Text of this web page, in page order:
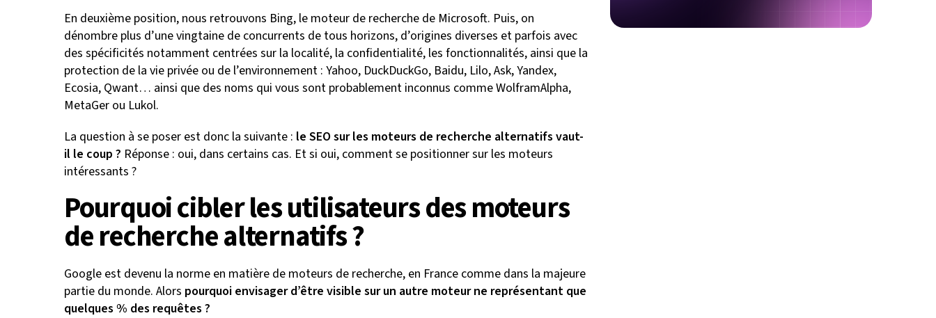
En deuxième position, nous retrouvons Bing, le moteur de recherche de Microsoft. Puis, on
dénombre plus d’une vingtaine de concurrents de tous horizons, d’origines diverses et parfois avec
des spécificités notamment centrées sur la localité, la confidentialité, les fonctionnalités, ainsi que la
protection de la vie privée ou de l’environnement : Yahoo, DuckDuckGo, Baidu, Lilo, Ask, Yandex,
Ecosia, Qwant… ainsi que des noms qui vous sont probablement inconnus comme WolframAlpha,
MetaGer ou Lukol.
La question à se poser est donc la suivante : le SEO sur les moteurs de recherche alternatifs vaut-
il le coup ? Réponse : oui, dans certains cas. Et si oui, comment se positionner sur les moteurs
intéressants ?
Pourquoi cibler les utilisateurs des moteurs
de recherche alternatifs ?
Google est devenu la norme en matière de moteurs de recherche, en France comme dans la majeure
partie du monde. Alors pourquoi envisager d’être visible sur un autre moteur ne représentant que
quelques % des requêtes ?